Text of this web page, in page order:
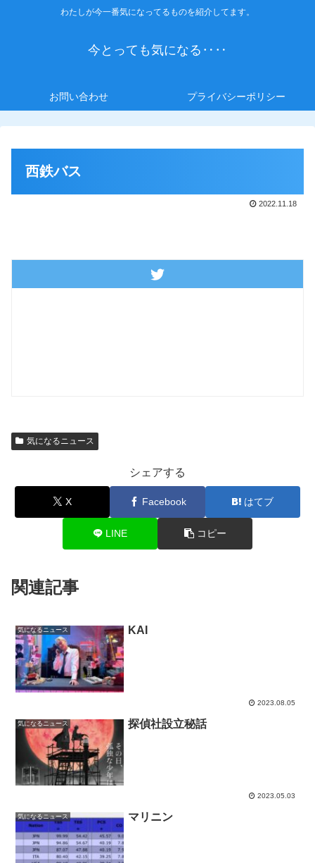
わたしが今一番気になってるものを紹介してます。
今とっても気になる‥‥
お問い合わせ プライバシーポリシー
西鉄バス
2022.11.18
気になるニュース
シェアする
X Facebook はてブ
LINE コピー
関連記事
気になるニュース KAI
2023.08.05
気になるニュース 探偵社設立秘話
2023.05.03
気になるニュース マリニン